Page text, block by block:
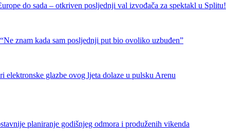
do sada – otkriven posljednji val izvođača za spektakl u Splitu!
znam kada sam posljednji put bio ovoliko uzbuđen”
elektronske glazbe ovog ljeta dolaze u pulsku Arenu
planiranje godišnjeg odmora i produženih vikenda